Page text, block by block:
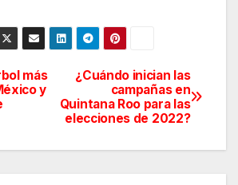
¿Cuándo inician las
campañas en
Quintana Roo para las
elecciones de 2022?
más
y